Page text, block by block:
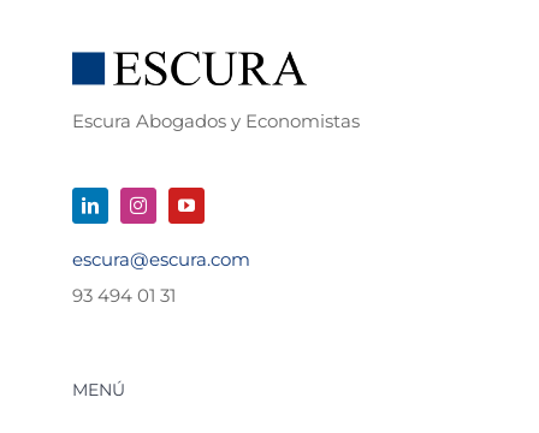
Escura Abogados y Economistas
escura@escura.com
93 494 01 31
MENÚ